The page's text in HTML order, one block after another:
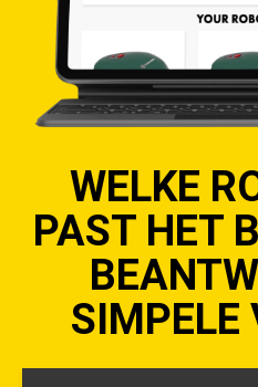
WELKE
PAST HET
SIMPELE